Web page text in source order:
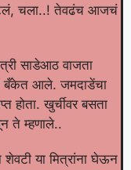
चला..! तेवढंच आजचं
साडेआठ वाजता
बँकेत आले. जमदाडेंचा
होता. खुर्चीवर बसता
ते म्हणाले..
या मित्रांना घेऊन